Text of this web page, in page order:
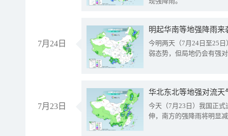
7月24日
明起华南等地强降雨
今明两天（7月24日至25
弱态势，但局地仍会有强
7月23日
华北东北等地强对流天
今天（7月23日）我国正
伸，南方的强降雨将明显